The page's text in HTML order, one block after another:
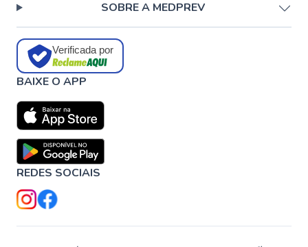
SOBRE A MEDPREV
Verificada por
BAIXE O APP
REDES SOCIAIS